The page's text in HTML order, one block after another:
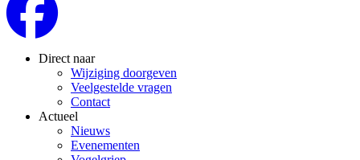
Direct naar
Wijziging doorgeven
Veelgestelde vragen
Contact
Actueel
Nieuws
Evenementen